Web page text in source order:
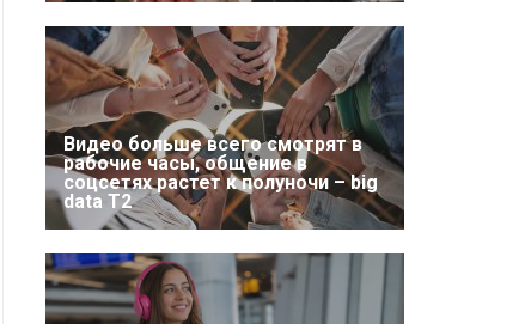
Видео больше всего смотрят в
рабочие часы, общение в
соцсетях растет к полуночи – big
data T2